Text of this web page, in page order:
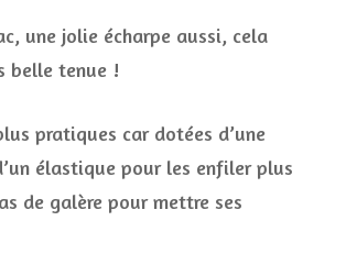
une jolie écharpe aussi, cela
belle tenue !
pratiques car dotées d’une
élastique pour les enfiler plus
de galère pour mettre ses